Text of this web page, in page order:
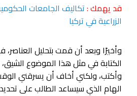
قد يهمك :تكاليف الجامعات
الزراعية في تركيا
وأخيرًا وبعد أن قمت بتحليل
الكتابة في مثل هذا الموضوع
وأكتب، ولكني أخاف أن يسرقني
الهام الذي سيساعد الطالب على